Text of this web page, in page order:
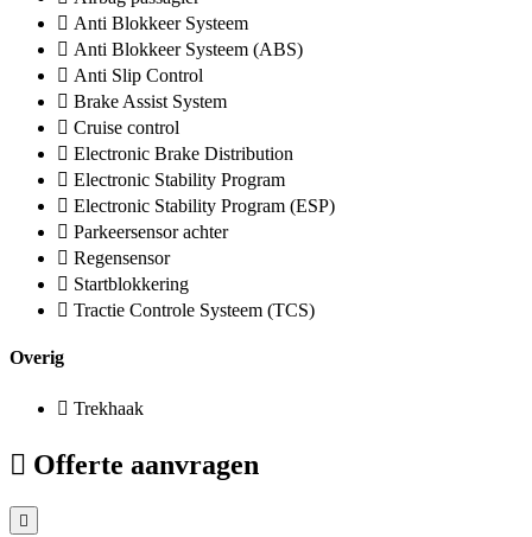
Anti Blokkeer Systeem
Anti Blokkeer Systeem (ABS)
Anti Slip Control
Brake Assist System
Cruise control
Electronic Brake Distribution
Electronic Stability Program
Electronic Stability Program (ESP)
Parkeersensor achter
Regensensor
Startblokkering
Tractie Controle Systeem (TCS)
Overig
Trekhaak
Offerte aanvragen